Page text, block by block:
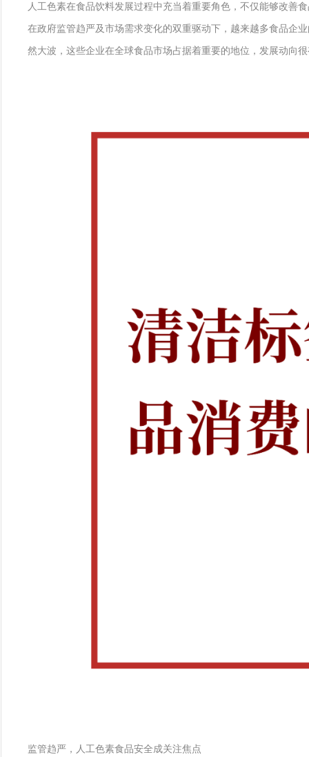
人工色素在食品饮料发展过程中充当着重要角色，不仅能够改善
在政府监管趋严及市场需求变化的双重驱动下，越来越多食品企
然大波，这些企业在全球食品市场占据着重要的地位，发展动向
监管趋严，人工色素食品安全成关注焦点